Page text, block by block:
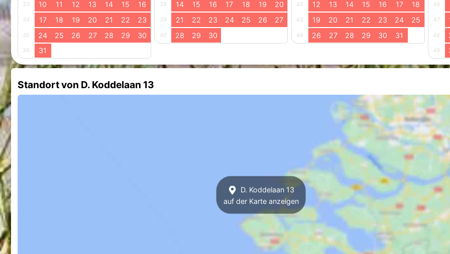
33 10 11 12 13 14 15 16
34 17 18 19 20 21 22 23
35 24 25 26 27 28 29 30
36 31
38 14 15 16 17 18 19 20
39 21 22 23 24 25 26 27
40 28 29 30
42 12 13 14 15 16 17 18
43 19 20 21 22 23 24 25
44 26 27 28 29 30 31
46
47
48
49
Standort von D. Koddelaan 13
D. Koddelaan 13
auf der Karte anzeigen